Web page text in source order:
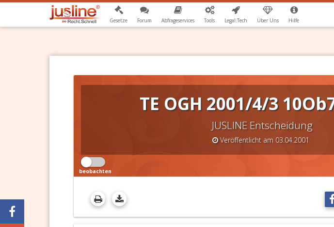
Gesetze Forum Abfrageservices Tools Legal.Tech Über Uns Hilfe
TE OGH 2001/4/3
JUSLINE Entscheidung
Veröffentlicht am 03.04.2001
beobachten